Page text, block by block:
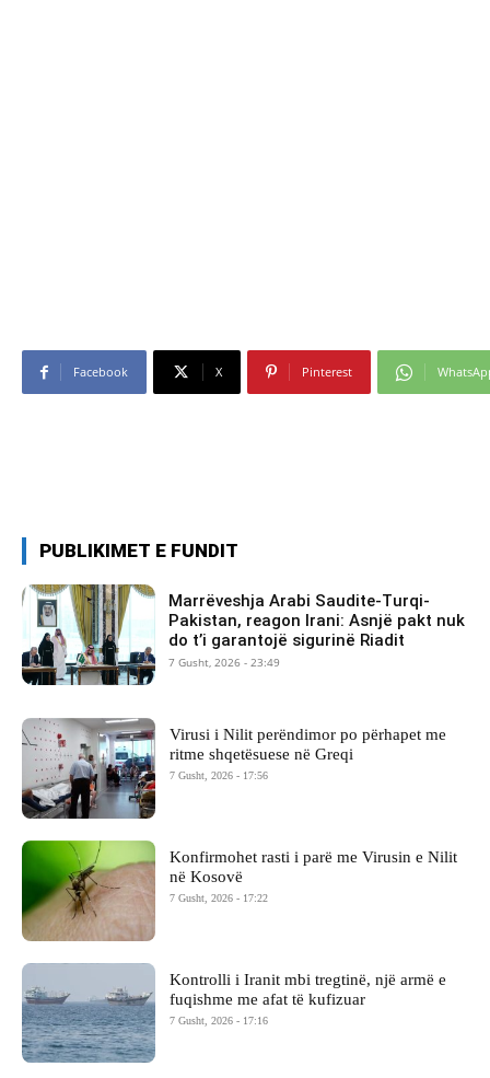
Facebook X Pinterest
PUBLIKIMET E FUNDIT
Marrëveshja Arabi Saudite-Turqi-
Pakistan, reagon Irani: Asnjë pakt nuk
do t’i garantojë sigurinë Riadit
7 Gusht, 2026 - 23:49
Virusi i Nilit perëndimor po përhapet me
ritme shqetësuese në Greqi
7 Gusht, 2026 - 17:56
Konfirmohet rasti i parë me Virusin e Nilit
në Kosovë
7 Gusht, 2026 - 17:22
Kontrolli i Iranit mbi tregtinë, një armë e
fuqishme me afat të kufizuar
7 Gusht, 2026 - 17:16